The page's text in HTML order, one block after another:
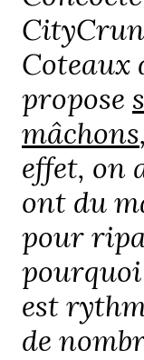
Coteaux
propose
mâchons
effet, on
ont du
pour
pourquoi
est
de